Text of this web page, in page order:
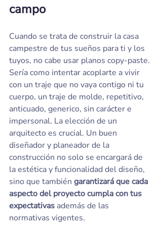
campo
Cuando se trata de construir la casa
campestre de tus sueños para ti y los
tuyos, no cabe usar planos copy-paste.
Sería como intentar acoplarte a vivir
con un traje que no vaya contigo ni tu
cuerpo, un traje de molde, repetitivo,
anticuado, generico, sin carácter e
impersonal. La elección de un
arquitecto es crucial. Un buen
diseñador y planeador de la
construcción no solo se encargará de
la estética y funcionalidad del diseño,
sino que también garantizará que cada
aspecto del proyecto cumpla con tus
expectativas además de las
normativas vigentes.